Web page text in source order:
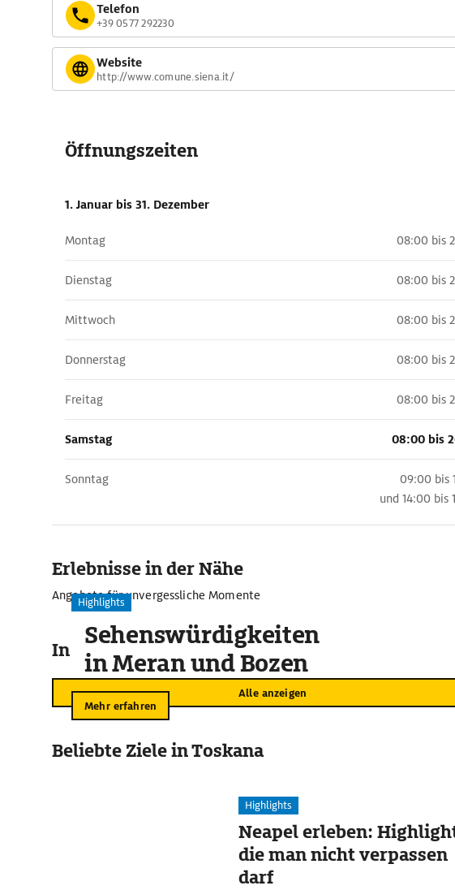
Telefon
+39 0577 292230
Website
http://www.comune.siena.it/
Öffnungszeiten
1. Januar bis 31. Dezember
Montag 08:00 bis
Dienstag 08:00 bis
Mittwoch 08:00 bis
Donnerstag 08:00 bis
Freitag 08:00 bis
Samstag 08:00 bis
Sonntag
09:00 bis
und 14:00 bis
Erlebnisse in der Nähe
Angebote für unvergessliche Momente
In der Umgebung
Alle anzeigen
Highlights
Sehenswürdigkeiten
in Meran und Bozen
Mehr erfahren
Beliebte Ziele in Toskana
Highlights
Neapel erleben:
die man nicht verpassen
darf